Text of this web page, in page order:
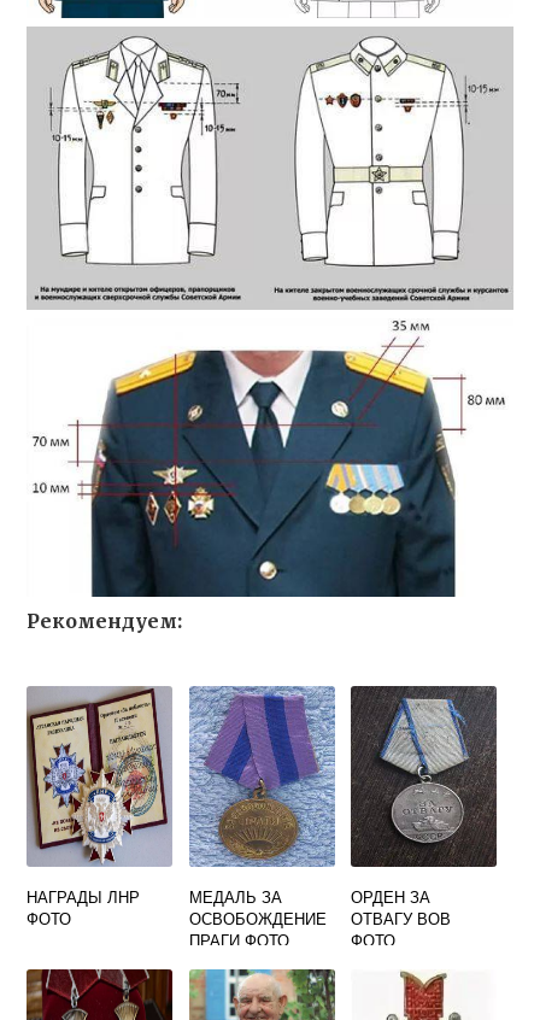
Рекомендуем:
НАГРАДЫ ЛНР
ФОТО
МЕДАЛЬ ЗА
ОСВОБОЖДЕНИЕ
ПРАГИ ФОТО
ОРДЕН ЗА
ОТВАГУ ВОВ
ФОТО